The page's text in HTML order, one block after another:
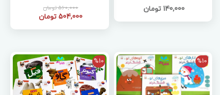
140,000 تومان 560,000 تومان
504,000 تومان
%10
%10